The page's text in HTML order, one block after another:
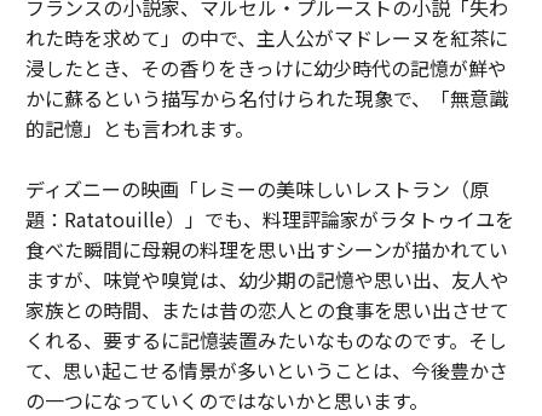
フランスの小説家、マルセル・プルーストの小説「失わ
れた時を求めて」の中で、主人公がマドレーヌを紅茶に
浸したとき、その香りをきっけに幼少時代の記憶が鮮や
かに蘇るという描写から名付けられた現象で、「無意識
的記憶」とも言われます。
ディズニーの映画「レミーの美味しいレストラン（原
題：Ratatouille）」でも、料理評論家がラタトゥイユを
食べた瞬間に母親の料理を思い出すシーンが描かれてい
ますが、味覚や嗅覚は、幼少期の記憶や思い出、友人や
家族との時間、または昔の恋人との食事を思い出させて
くれる、要するに記憶装置みたいなものなのです。そし
て、思い起こせる情景が多いということは、今後豊かさ
の一つになっていくのではないかと思います。